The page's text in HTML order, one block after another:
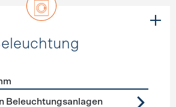
Geräte, Beleuchtung
Beleuchtungsanlagen